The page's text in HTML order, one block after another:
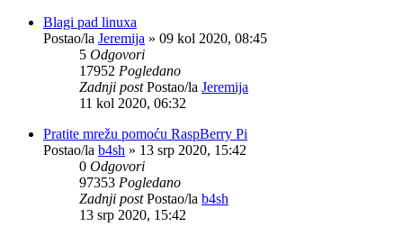
Blagi pad linuxa
Postao/la Jeremija » 09 kol 2020, 08:45
5 Odgovori
17952 Pogledano
Zadnji postPostao/la Jeremija
11 kol 2020, 06:32
Pratite mrežu pomoću RaspBerry Pi
Postao/la b4sh » 13 srp 2020, 15:42
0 Odgovori
97353 Pogledano
Zadnji postPostao/la b4sh
13 srp 2020, 15:42